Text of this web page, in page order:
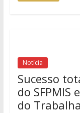
Notícia
Sucesso
do SFPMIS
do